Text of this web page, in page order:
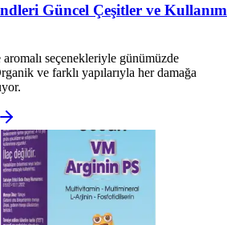
Güncel Çeşitler ve Kullanım
seçenekleriyle günümüzde
ve farklı yapılarıyla her damağa